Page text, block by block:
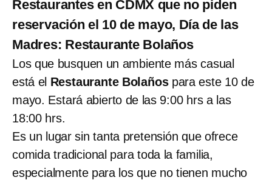
Restaurantes en CDMX que no piden
reservación el 10 de mayo, Día de las
Madres: Restaurante Bolaños
Los que busquen un ambiente más casual
está el Restaurante Bolañospara este 10 de
mayo. Estará abierto de las 9:00 hrs a las
18:00 hrs.
Es un lugar sin tanta pretensión que ofrece
comida tradicional para toda la familia,
especialmente para los que no tienen mucho